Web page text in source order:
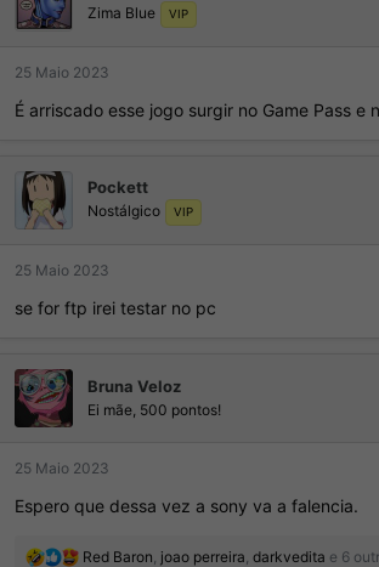
Zima Blue VIP
25 Maio 2023
É arriscado esse jogo surgir no Game Pass e
Pockett
Nostálgico VIP
25 Maio 2023
se for ftp irei testar no pc
Bruna Veloz
Ei mãe, 500 pontos!
25 Maio 2023
Espero que dessa vez a sony va a falencia.
R
Red Baron, joao perreira, darkvedita e 6